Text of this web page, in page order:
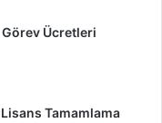
Görev Ücretleri
Tamamlama